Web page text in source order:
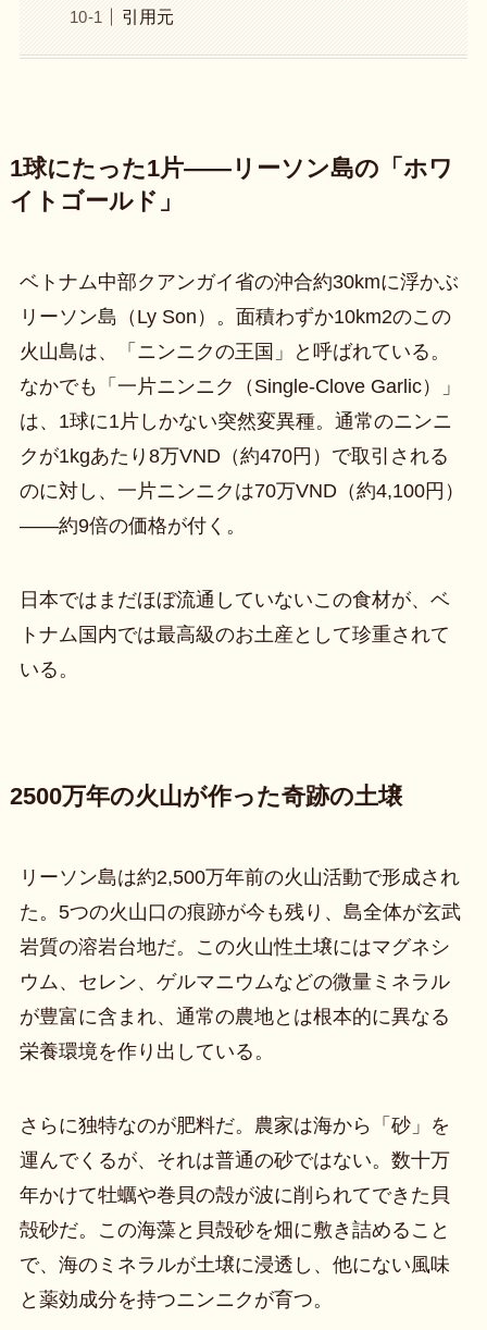
引用元
1球にたった1片——リーソン島の「ホワ
イトゴールド」
ベトナム中部クアンガイ省の沖合約30kmに浮かぶ
リーソン島（Ly Son）。面積わずか10km2のこの
火山島は、「ニンニクの王国」と呼ばれている。
なかでも「一片ニンニク（Single-Clove Garlic）」
は、1球に1片しかない突然変異種。通常のニンニ
クが1kgあたり8万VND（約470円）で取引される
のに対し、一片ニンニクは70万VND（約4,100円）
——約9倍の価格が付く。
日本ではまだほぼ流通していないこの食材が、ベ
トナム国内では最高級のお土産として珍重されて
いる。
2500万年の火山が作った奇跡の土壌
リーソン島は約2,500万年前の火山活動で形成され
た。5つの火山口の痕跡が今も残り、島全体が玄武
岩質の溶岩台地だ。この火山性土壌にはマグネシ
ウム、セレン、ゲルマニウムなどの微量ミネラル
が豊富に含まれ、通常の農地とは根本的に異なる
栄養環境を作り出している。
さらに独特なのが肥料だ。農家は海から「砂」を
運んでくるが、それは普通の砂ではない。数十万
年かけて牡蠣や巻貝の殻が波に削られてできた貝
殻砂だ。この海藻と貝殻砂を畑に敷き詰めること
で、海のミネラルが土壌に浸透し、他にない風味
と薬効成分を持つニンニクが育つ。